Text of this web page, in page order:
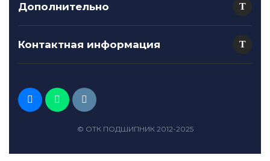
Дополнительно
Контактная информация
© ОТК ПОДШИПНИК 2012-2025